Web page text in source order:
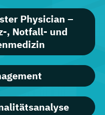
Physician –
, Notfall- und